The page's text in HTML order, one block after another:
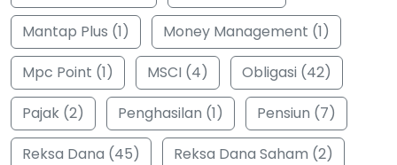
Mantap Plus (1)
Money Management (1)
Mpc Point (1)
MSCI (4)
Obligasi (42)
Pajak (2)
Penghasilan (1)
Pensiun (7)
Reksa Dana (45)
Reksa Dana Saham (2)